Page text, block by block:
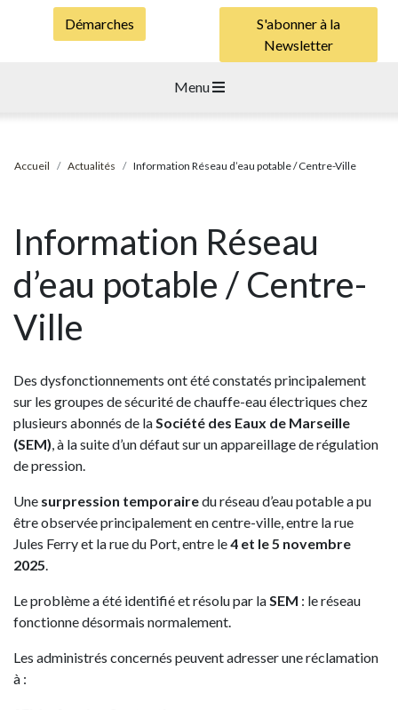
Démarches
S'abonner à la
Newsletter
Menu
Accueil Actualités Information Réseau d’eau potable / Centre-Ville
Information Réseau
d’eau potable / Centre-
Ville
Des dysfonctionnements ont été constatés principalement
sur les groupes de sécurité de chauffe-eau électriques chez
plusieurs abonnés de laSociété des Eaux de Marseille
(SEM), à la suite d’un défaut sur un appareillage de régulation
de pression.
Une surpression temporairedu réseau d’eau potable a pu
être observée principalement en centre-ville, entre la rue
Jules Ferry et la rue du Port, entre le4 et le 5 novembre
2025.
Le problème a été identifié et résolu par laSEM : le réseau
fonctionne désormais normalement.
Les administrés concernés peuvent adresser une réclamation
à :